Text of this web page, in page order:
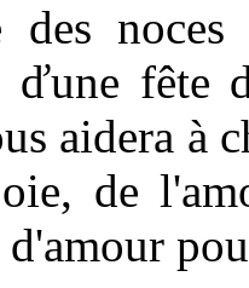
des
ďune fête
aidera à
de